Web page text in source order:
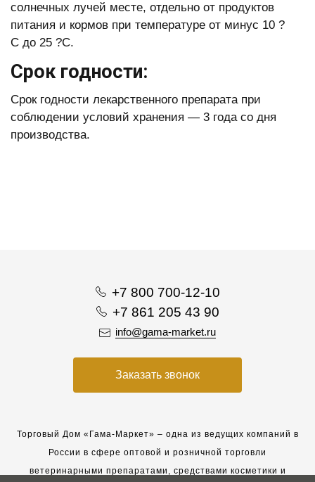
солнечных лучей месте, отдельно от продуктов
питания и кормов при температуре от минус 10 ?
С до 25 ?С.
Срок годности:
Срок годности лекарственного препарата при
соблюдении условий хранения — 3 года со дня
производства.
+7 800 700-12-10
+7 861 205 43 90
info@gama-market.ru
Заказать звонок
Торговый Дом «Гама-Маркет» – одна из ведущих компаний в
России в сфере оптовой и розничной торговли
ветеринарными препаратами, средствами косметики и